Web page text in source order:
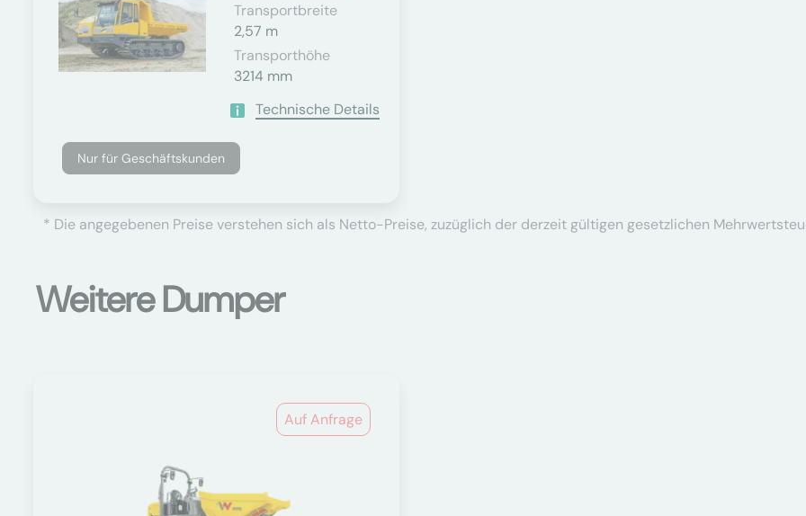
Transportbreite
2,57 m
Transporthöhe
3214 mm
Technische Details
Nur für Geschäftskunden
* Die angegebenen Preise verstehen sich als Netto-Preise, zuzüglich der derzeit gültigen gesetzlichen
Weitere Dumper
Auf Anfrage